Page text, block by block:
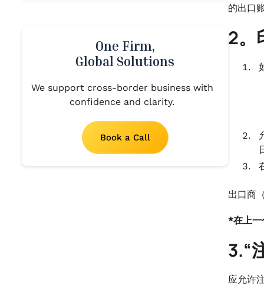
7。延长实现出口收益的时限
One Firm,
Global Solutions
We support cross-border business with
confidence and clarity.
Book a Call
的出口
2。
出口商
*在上一
3.“
应允许